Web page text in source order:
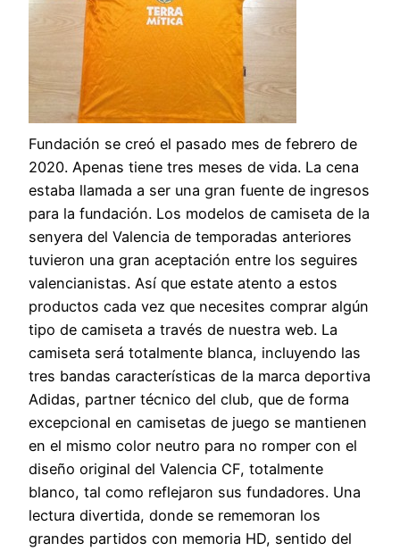
Fundación se creó el pasado mes de febrero de
2020. Apenas tiene tres meses de vida. La cena
estaba llamada a ser una gran fuente de ingresos
para la fundación. Los modelos de camiseta de la
senyera del Valencia de temporadas anteriores
tuvieron una gran aceptación entre los seguires
valencianistas. Así que estate atento a estos
productos cada vez que necesites comprar algún
tipo de camiseta a través de nuestra web. La
camiseta será totalmente blanca, incluyendo las
tres bandas características de la marca deportiva
Adidas, partner técnico del club, que de forma
excepcional en camisetas de juego se mantienen
en el mismo color neutro para no romper con el
diseño original del Valencia CF, totalmente
blanco, tal como reflejaron sus fundadores. Una
lectura divertida, donde se rememoran los
grandes partidos con memoria HD, sentido del